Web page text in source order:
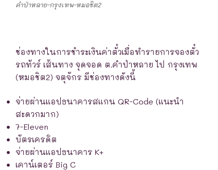
คำป่าหลาย-กรุงเทพ-หมอชิต2
ช่องทางในการชำระเงินค่าตั๋วเมื่อทำรายการจองตั๋ว
รถทัวร์ เส้นทาง จุดจอด ต.คำป่าหลาย ไป กรุงเทพ
(หมอชิต2) จตุจักร มีช่องทางดังนี้
จ่ายผ่านแอปธนาคารสแกน QR-Code (แนะนำ
สะดวกมาก)
7-Eleven
บัตรเครดิต
จ่ายผ่านแอปธนาคาร K+
เคาน์เตอร์ Big C